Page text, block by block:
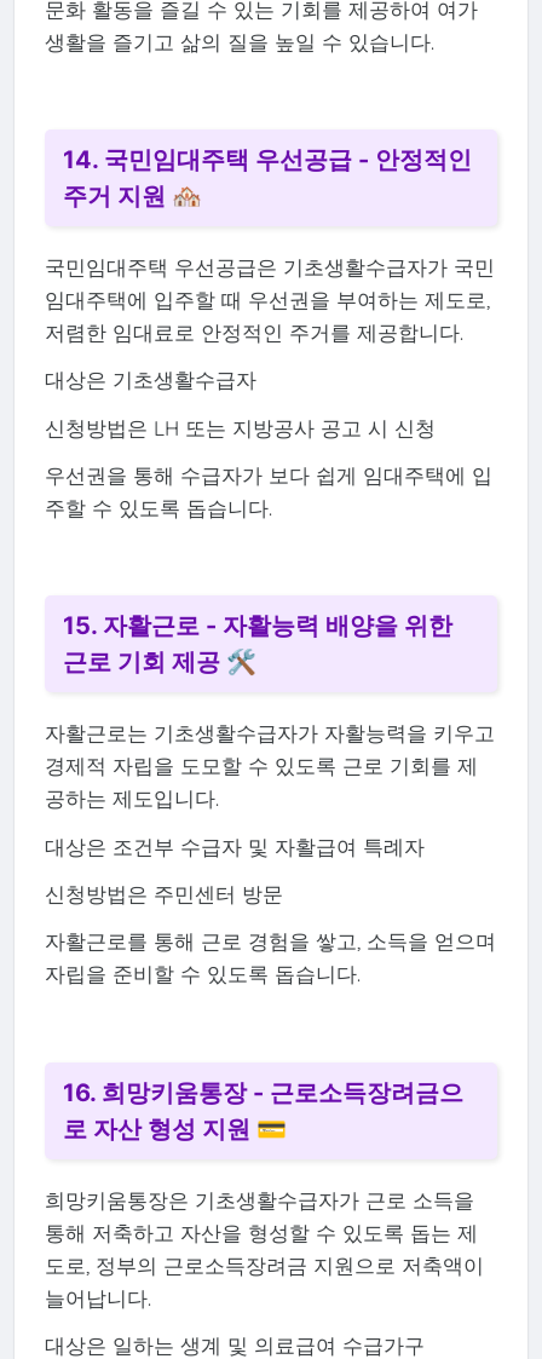
문화 활동을 즐길 수 있는 기회를 제공하여 여가
생활을 즐기고 삶의 질을 높일 수 있습니다.
14. 국민임대주택 우선공급 - 안정적인
주거 지원 🏘️
국민임대주택 우선공급은 기초생활수급자가 국민
임대주택에 입주할 때 우선권을 부여하는 제도로,
저렴한 임대료로 안정적인 주거를 제공합니다.
대상은 기초생활수급자
신청방법은 LH 또는 지방공사 공고 시 신청
우선권을 통해 수급자가 보다 쉽게 임대주택에 입
주할 수 있도록 돕습니다.
15. 자활근로 - 자활능력 배양을 위한
근로 기회 제공 🛠️
자활근로는 기초생활수급자가 자활능력을 키우고
경제적 자립을 도모할 수 있도록 근로 기회를 제
공하는 제도입니다.
대상은 조건부 수급자 및 자활급여 특례자
신청방법은 주민센터 방문
자활근로를 통해 근로 경험을 쌓고, 소득을 얻으며
자립을 준비할 수 있도록 돕습니다.
16. 희망키움통장 - 근로소득장려금으
로 자산 형성 지원 💳
희망키움통장은 기초생활수급자가 근로 소득을
통해 저축하고 자산을 형성할 수 있도록 돕는 제
도로, 정부의 근로소득장려금 지원으로 저축액이
늘어납니다.
대상은 일하는 생계 및 의료급여 수급가구